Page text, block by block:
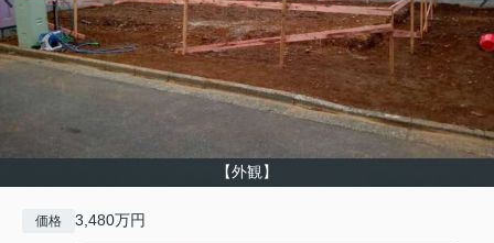
【外観】
価格 3,480万円